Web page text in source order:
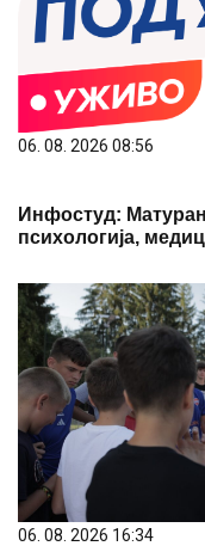
06. 08. 2026 08:56
Инфостуд:
психологија,
06. 08. 2026 16:34